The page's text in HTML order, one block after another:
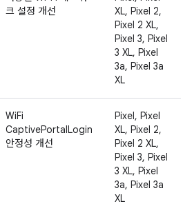
크 설정 개선
XL, Pixel 2,
Pixel 2 XL,
Pixel 3, Pixel
3 XL, Pixel
3a, Pixel 3a
XL
WiFi
CaptivePortalLogin
안정성 개선
Pixel, Pixel
XL, Pixel 2,
Pixel 2 XL,
Pixel 3, Pixel
3 XL, Pixel
3a, Pixel 3a
XL